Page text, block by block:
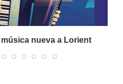
nueva a Lorient